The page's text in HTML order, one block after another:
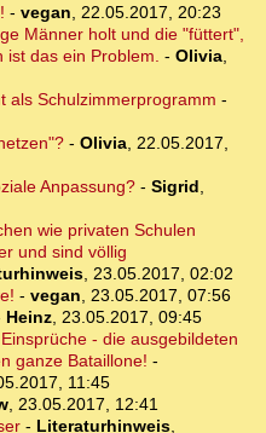
- vegan, 22.05.2017, 20:23
Männer holt und die "füttert",
ist das ein Problem. - Olivia,
als Schulzimmerprogramm -
- Olivia, 22.05.2017,
Anpassung?- Sigrid,
wie privaten Schulen
und sind völlig
, 23.05.2017, 02:02
- vegan, 23.05.2017, 07:56
Heinz, 23.05.2017, 09:45
- die ausgebildeten
ganze Bataillone! -
11:45
, 23.05.2017, 12:41
- Literaturhinweis,